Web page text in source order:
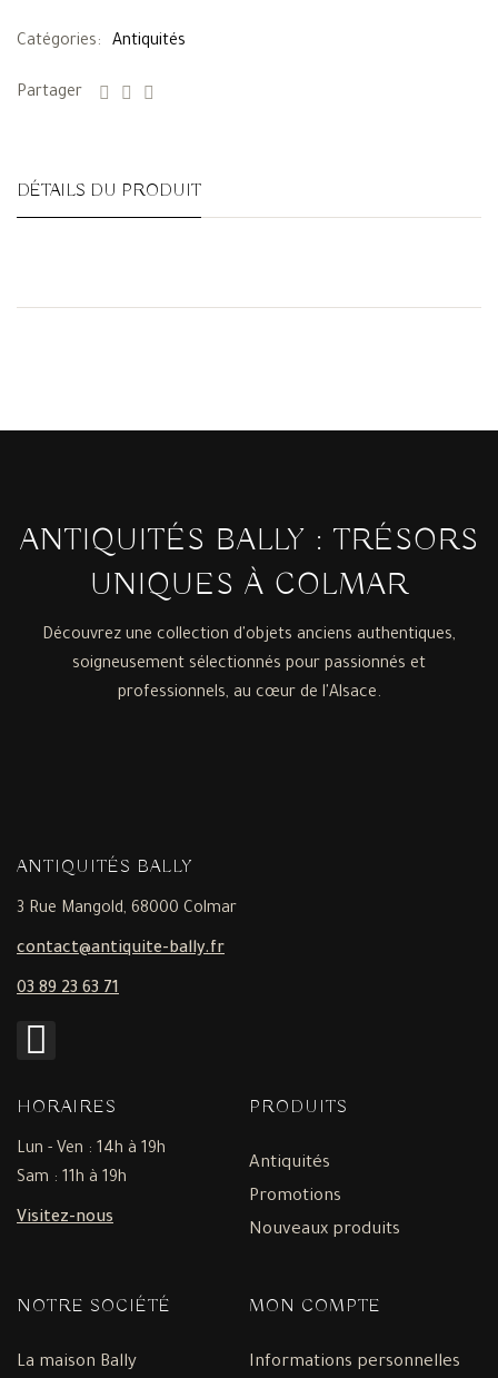
Catégories: Antiquités
Partager
DÉTAILS DU PRODUIT
ANTIQUITÉS BALLY : TRÉSORS
UNIQUES À COLMAR
Découvrez une collection d'objets anciens authentiques,
soigneusement sélectionnés pour passionnés et
professionnels, au cœur de l'Alsace.
ANTIQUITÉS BALLY
3 Rue Mangold, 68000 Colmar
contact@antiquite-bally.fr
03 89 23 63 71
HORAIRES
Lun - Ven : 14h à 19h
Sam : 11h à 19h
Visitez-nous
PRODUITS
Antiquités
Promotions
Nouveaux produits
NOTRE SOCIÉTÉ
La maison Bally
MON COMPTE
Informations personnelles